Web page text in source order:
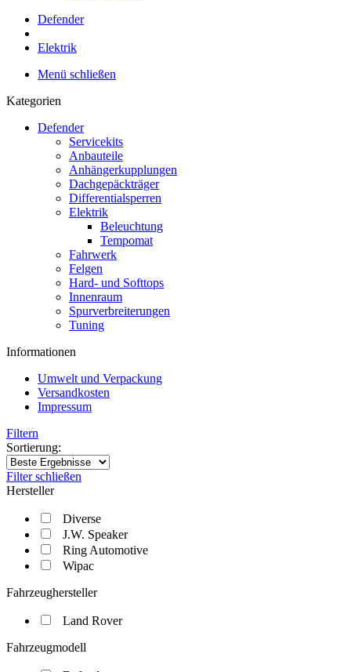
Defender
Elektrik
Menü schließen
Kategorien
Defender
Servicekits
Anbauteile
Anhängerkupplungen
Dachgepäckträger
Differentialsperren
Elektrik
Beleuchtung
Tempomat
Fahrwerk
Felgen
Hard- und Softtops
Innenraum
Spurverbreiterungen
Tuning
Informationen
Umwelt und Verpackung
Versandkosten
Impressum
Filtern
Sortierung:
Filter schließen
Hersteller
Diverse
J.W. Speaker
Ring Automotive
Wipac
Fahrzeughersteller
Land Rover
Fahrzeugmodell